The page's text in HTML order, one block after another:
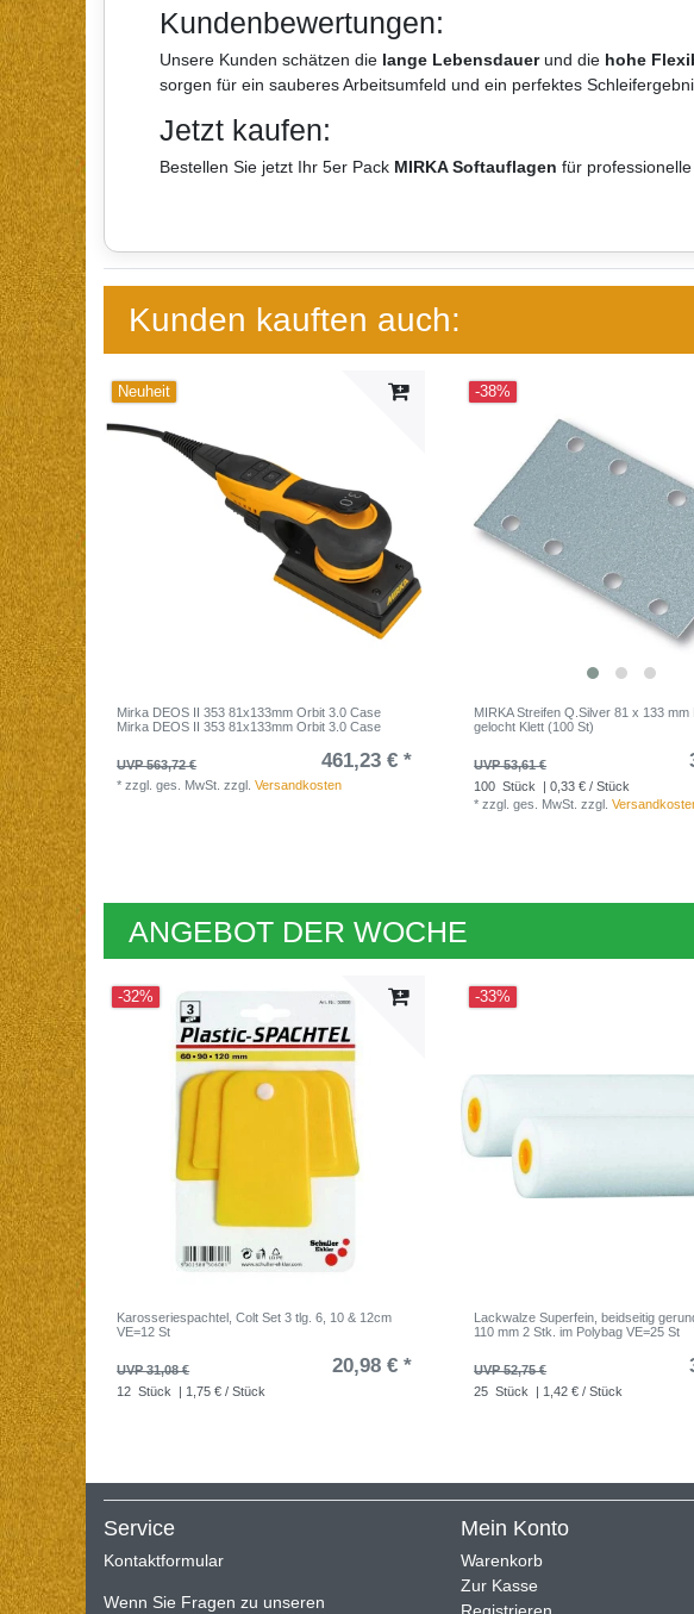
Kundenbewertungen:
Unsere Kunden schätzen die lange Lebensdauerund die hohe
sorgen für ein sauberes Arbeitsumfeld und ein perfektes
Jetzt kaufen:
Bestellen Sie jetzt Ihr 5er Pack MIRKA Softauflagen für
Kunden kauften auch:
Neuheit
Mirka DEOS II 353 81x133mm Orbit 3.0 Case
Mirka DEOS II 353 81x133mm Orbit 3.0 Case
UVP 563,72 € 461,23 € *
*zzgl. ges. MwSt. zzgl.Versandkosten
-38%
MIRKA Streifen Q.Silver 81 x 133 mm
gelocht Klett (100 St)
UVP 53,61 €
100 Stück
| 0,33 € / Stück
*zzgl. ges. MwSt. zzgl.
ANGEBOT DER WOCHE
-32%
Karosseriespachtel, Colt Set 3 tlg. 6, 10 & 12cm
VE=12 St
UVP 31,08 € 20,98 € *
12 Stück | 1,75 € / Stück
-33%
Lackwalze Superfein, beidseitig
110 mm 2 Stk. im Polybag VE=25 St
UVP 52,75 €
25 Stück | 1,42 € / Stück
Service
Kontaktformular
Wenn Sie Fragen zu unseren
Mein Konto
Warenkorb
Zur Kasse